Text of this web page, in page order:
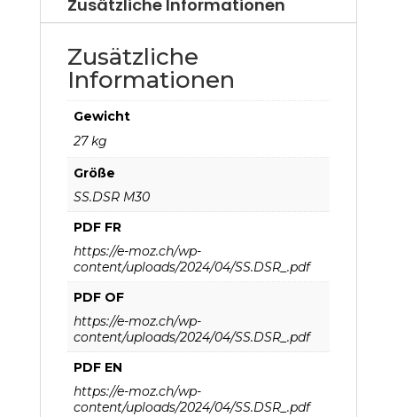
Zusätzliche Informationen
Zusätzliche
Informationen
Gewicht
27 kg
Größe
SS.DSR M30
PDF FR
https://e-moz.ch/wp-
content/uploads/2024/04/SS.DSR_.pdf
PDF OF
https://e-moz.ch/wp-
content/uploads/2024/04/SS.DSR_.pdf
PDF EN
https://e-moz.ch/wp-
content/uploads/2024/04/SS.DSR_.pdf